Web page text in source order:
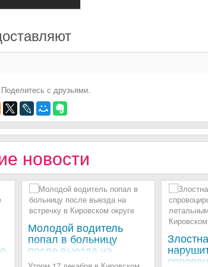
с друзьями.
новости
Молодой водитель
попал в больницу
после выезда на
встречку в Кировском